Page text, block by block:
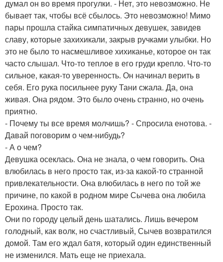
думал он во время прогулки. - Нет, это невозможно. Не
бывает так, чтобы всё сбылось. Это невозможно! Мимо
пары прошла стайка симпатичных девушек, завидев
славу, которые захихикали, закрыв ручками улыбки. Но
это не было то насмешливое хихиканье, которое он так
часто слышал. Что-то теплое в его груди крепло. Что-то
сильное, какая-то уверенность. Он начинал верить в
себя. Его рука посильнее руку Тани сжала. Да, она
живая. Она рядом. Это было очень странно, но очень
приятно.
- Почему ты все время молчишь? - Спросила енотова. -
Давай поговорим о чем-нибудь?
- А о чем?
Девушка осеклась. Она не знала, о чем говорить. Она
влюбилась в него просто так, из-за какой-то странной
привлекательности. Она влюбилась в него по той же
причине, по какой в родном мире Сычева она любила
Ерохина. Просто так.
Они по городу целый день шатались. Лишь вечером
голодный, как волк, но счастливый, Сычев возвратился
домой. Там его ждал батя, который один единственный
не изменился. Мать еще не приехала.